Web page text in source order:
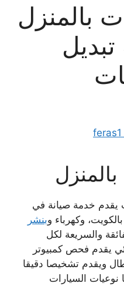
بالمنزل
50996466 تبديل
يقدم خدمة صيانة في
وكهرباء وبنشر
والسريعة لكل
يقدم فحص كمبيوتر
ويقدم تشخيصا دقيقا
نوعيات السيارات